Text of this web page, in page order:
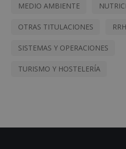
MEDIO AMBIENTE
OTRAS TITULACIONES
SISTEMAS Y OPERACIONES
TURISMO Y HOSTELERÍA